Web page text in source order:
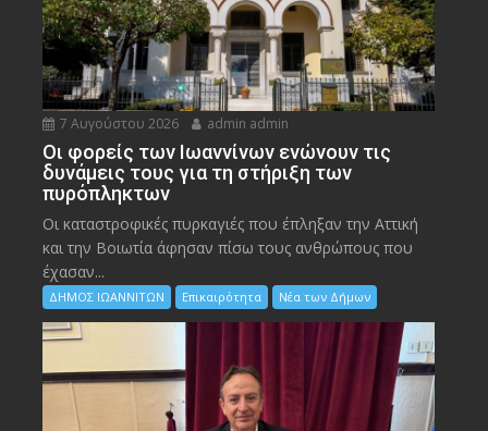
7 Αυγούστου 2026 admin admin
Οι φορείς των Ιωαννίνων ενώνουν τις
δυνάμεις τους για τη στήριξη των
πυρόπληκτων
Οι καταστροφικές πυρκαγιές που έπληξαν την Αττική
και την Bοιωτία άφησαν πίσω τους ανθρώπους που
έχασαν...
ΔΗΜΟΣ ΙΩΑΝΝΙΤΩΝ Επικαιρότητα Νέα των Δήμων